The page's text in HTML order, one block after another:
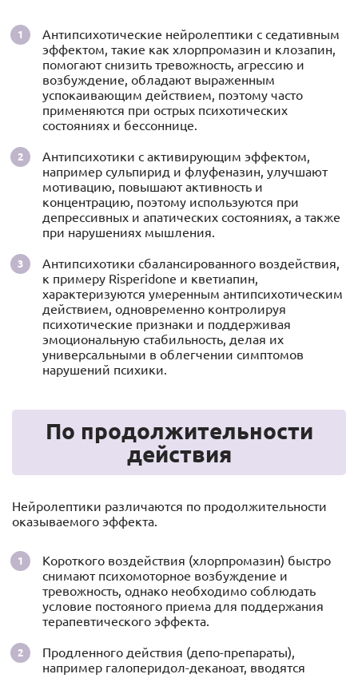
Антипсихотические нейролептики с седативным
эффектом, такие как хлорпромазин и клозапин,
помогают снизить тревожность, агрессию и
возбуждение, обладают выраженным
успокаивающим действием, поэтому часто
применяются при острых психотических
состояниях и бессоннице.
Антипсихотики с активирующим эффектом,
например сульпирид и флуфеназин, улучшают
мотивацию, повышают активность и
концентрацию, поэтому используются при
депрессивных и апатических состояниях, а также
при нарушениях мышления.
Антипсихотики сбалансированного воздействия,
к примеру Risperidone и кветиапин,
характеризуются умеренным антипсихотическим
действием, одновременно контролируя
психотические признаки и поддерживая
эмоциональную стабильность, делая их
универсальными в облегчении симптомов
нарушений психики.
По продолжительности
действия
Нейролептики различаются по продолжительности
оказываемого эффекта.
Короткого воздействия (хлорпромазин) быстро
снимают психомоторное возбуждение и
тревожность, однако необходимо соблюдать
условие постояного приема для поддержания
терапевтического эффекта.
Продленного действия (депо-препараты),
например галоперидол-деканоат, вводятся